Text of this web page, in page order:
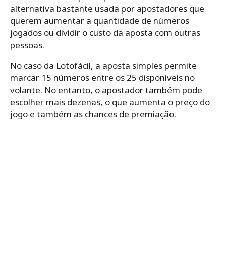
alternativa bastante usada por apostadores que
querem aumentar a quantidade de números
jogados ou dividir o custo da aposta com outras
pessoas.
No caso da Lotofácil, a aposta simples permite
marcar 15 números entre os 25 disponíveis no
volante. No entanto, o apostador também pode
escolher mais dezenas, o que aumenta o preço do
jogo e também as chances de premiação.